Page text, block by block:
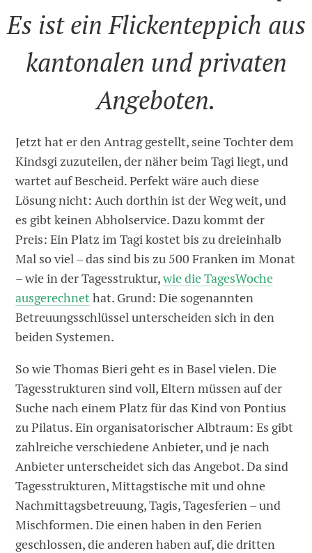
Es ist ein Flickenteppich aus
kantonalen und privaten
Angeboten.
Jetzt hat er den Antrag gestellt, seine Tochter dem
Kindsgi zuzuteilen, der näher beim Tagi liegt, und
wartet auf Bescheid. Perfekt wäre auch diese
Lösung nicht: Auch dorthin ist der Weg weit, und
es gibt keinen Abholservice. Dazu kommt der
Preis: Ein Platz im Tagi kostet bis zu dreieinhalb
Mal so viel – das sind bis zu 500 Franken im Monat
– wie in der Tagesstruktur,wie die TagesWoche
ausgerechnethat. Grund: Die sogenannten
Betreuungsschlüssel unterscheiden sich in den
beiden Systemen.
So wie Thomas Bieri geht es in Basel vielen. Die
Tagesstrukturen sind voll, Eltern müssen auf der
Suche nach einem Platz für das Kind von Pontius
zu Pilatus. Ein organisatorischer Albtraum: Es gibt
zahlreiche verschiedene Anbieter, und je nach
Anbieter unterscheidet sich das Angebot. Da sind
Tagesstrukturen, Mittagstische mit und ohne
Nachmittagsbetreuung, Tagis, Tagesferien – und
Mischformen. Die einen haben in den Ferien
geschlossen, die anderen haben auf, die dritten